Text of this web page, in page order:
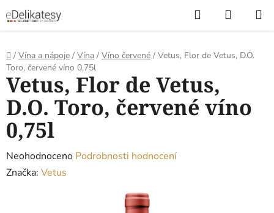
na
obsah
Hledat
KOŠÍK
Domů
/ Vína a nápoje / Vína / Víno červené / Vetus, Flor de Vetus, D.O.
Toro, červené víno 0,75l
Vetus, Flor de Vetus,
D.O. Toro, červené víno
0,75l
Průměrné
hodnocení
Neohodnoceno Podrobnosti hodnocení
Značka: Vetus